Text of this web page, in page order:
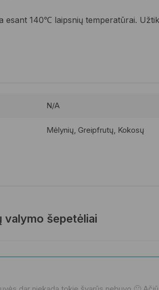
esant 140℃ laipsnių temperatūrai.
N/A
Mėlynių, Greipfrutų, Kokosų
šepetėliai